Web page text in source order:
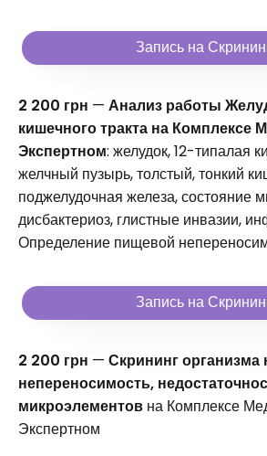
Запись на
2 200 грн — Анализ работы
кишечного тракта на Комплексе
Экспертном: желудок, 12-типалая
желчный пузырь, толстый, тонкий
поджелудочная железа, состояние
дисбактериоз, глистные инвазии,
Определение пищевой
Запись на
2 200 грн — Скрининг
непереносимость,
микроэлементов на Комплексе
Экспертном